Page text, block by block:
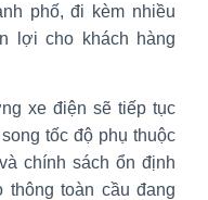
phố, đi kèm nhiều
lợi cho khách hàng
xe điện sẽ tiếp tục
tốc độ phụ thuộc
chính sách ổn định
thông toàn cầu đang